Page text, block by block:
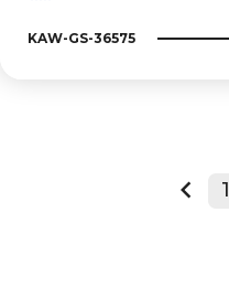
KAW-GS-36575
prev
1